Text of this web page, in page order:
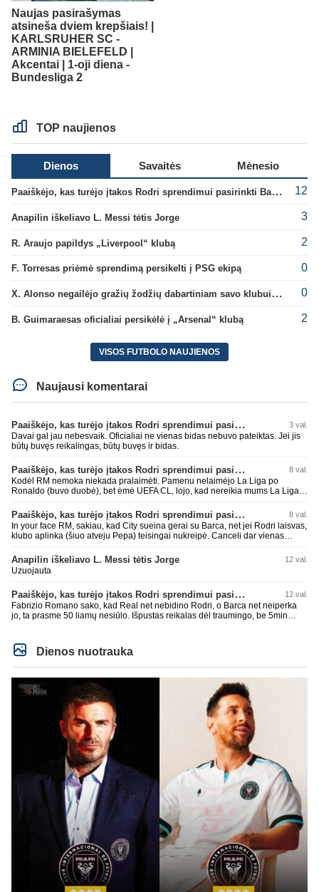
Naujas pasirašymas
atsineša dviem krepšiais! |
KARLSRUHER SC -
ARMINIA BIELEFELD |
Akcentai | 1-oji diena -
Bundesliga 2
TOP naujienos
Dienos Savaitės Mėnesio
Paaiškėjo, kas turėjo įtakos Rodri sprendimui pasirinkti Barselonos pusę 12
Anapilin iškeliavo L. Messi tėtis Jorge 3
R. Araujo papildys „Liverpool“ klubą 2
F. Torresas priėmė sprendimą persikelti į PSG ekipą 0
X. Alonso negailėjo gražių žodžių dabartiniam savo klubui „Chelsea“ 0
B. Guimaraesas oficialiai persikėlė į „Arsenal“ klubą 2
VISOS FUTBOLO NAUJIENOS
Naujausi komentarai
Paaiškėjo, kas turėjo įtakos Rodri sprendimui pasirinkti Barselonos pusę 3 val.
Davai gal jau nebesvaik. Oficialiai ne vienas bidas nebuvo pateiktas. Jei jis
būtų buvęs reikalingas, būtų buvęs ir bidas.
Paaiškėjo, kas turėjo įtakos Rodri sprendimui pasirinkti Barselonos pusę 8 val.
Kodėl RM nemoka niekada pralaimėti. Pamenu nelaimėjo La Liga po
Ronaldo (buvo duobė), bet ėmė UEFA CL, lojo, kad nereikia mums La Liga,
laimėti La Liga. Dabar vėl gavo nuo Barcos ir Rodri ateina ne pas juos, vėl
nereikia mums jo, senas ir t.t. Gal davai vyriškai priimkit tuos pralaimėjimus
be kvailų nereikia, nenorim ir t.t.
Paaiškėjo, kas turėjo įtakos Rodri sprendimui pasirinkti Barselonos pusę 8 val.
In your face RM, sakiau, kad City sueina gerai su Barca, net jei Rodri laisvas,
klubo aplinka (šiuo atveju Pepa) teisingai nukreipė. Canceli dar vienas
Super
Anapilin iškeliavo L. Messi tėtis Jorge 12 val.
Uzuojauta
Paaiškėjo, kas turėjo įtakos Rodri sprendimui pasirinkti Barselonos pusę 12 val.
Fabrizio Romano sako, kad Real net nebidino Rodri, o Barca net neiperka
jo, ta prasme 50 liamų nesiūlo. Išpustas reikalas dėl traumingo, be 5min
Dienos nuotrauka